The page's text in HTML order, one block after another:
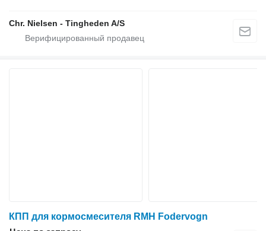
Chr. Nielsen - Tingheden A/S
КПП для кормосмесителя RMH Fodervogn